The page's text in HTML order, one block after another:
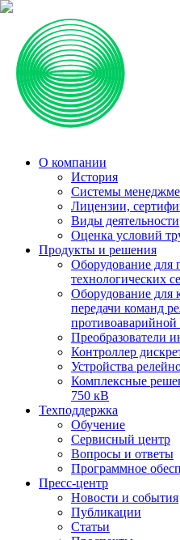
О компании
История
Системы
Лицензии,
Виды деятельности
Оценка условий
Продукты и решения
Оборудование для
технологических
Оборудование для
передачи команд
противоаварийной
Преобразователи
Контроллер
Устройства
Комплексные
750 кВ
Техподдержка
Обучение
Сервисный центр
Вопросы и ответы
Программное
Пресс-центр
Новости и события
Публикации
Статьи